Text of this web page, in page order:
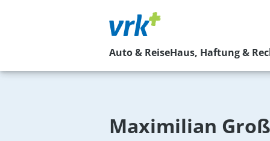
Auto & ReiseHaus, Haftung &
Maximilian Groß